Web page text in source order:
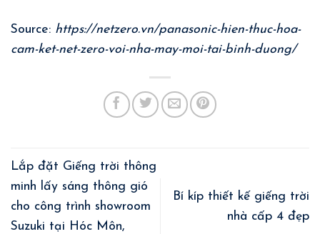
Source: https://netzero.vn/panasonic-hien-thuc-hoa-
cam-ket-net-zero-voi-nha-may-moi-tai-binh-duong/
Lắp đặt Giếng trời thông
minh lấy sáng thông gió
cho công trình showroom
Suzuki tại Hóc Môn,
Bí kíp thiết kế giếng trời
nhà cấp 4 đẹp